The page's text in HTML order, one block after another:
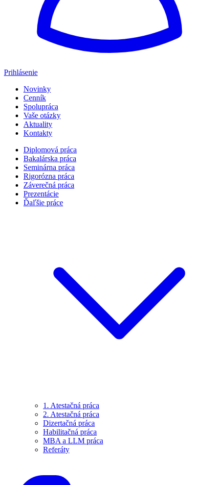
Prihlásenie
Novinky
Cenník
Spolupráca
Vaše otázky
Aktuality
Kontakty
Diplomová práca
Bakalárska práca
Seminárna práca
Rigorózna práca
Záverečná práca
Prezentácie
Ďaľšie práce
1. Atestačná práca
2. Atestačná práca
Dizertačná práca
Habilitačná práca
MBA a LLM práca
Referáty